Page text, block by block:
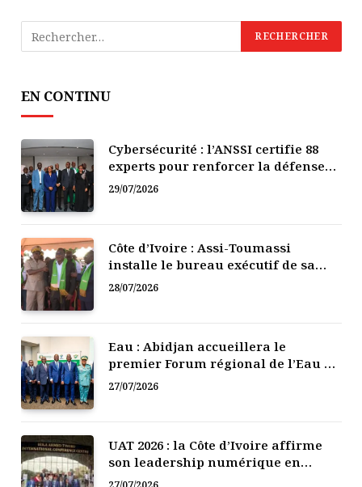
EN CONTINU
Cybersécurité : l’ANSSI certifie 88
experts pour renforcer la défense
numérique de la Côte d’Ivoire
29/07/2026
Côte d’Ivoire : Assi-Toumassi
installe le bureau exécutif de sa
mutuelle de développement
28/07/2026
Eau : Abidjan accueillera le
premier Forum régional de l’Eau de
l’Afrique de l’Ouest
27/07/2026
UAT 2026 : la Côte d’Ivoire affirme
son leadership numérique en
Afrique